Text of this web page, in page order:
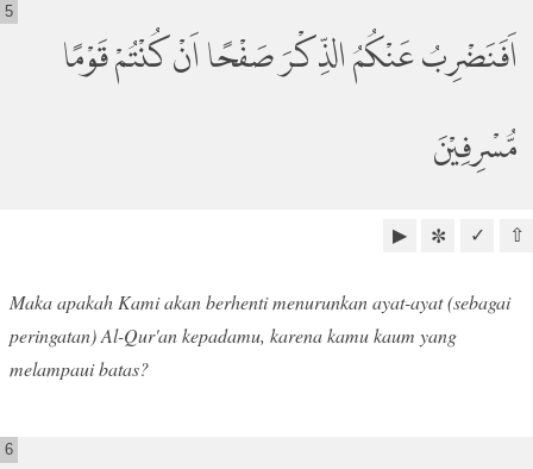
اَفَنَضْرِبُ عَنْكُمُ الذِّكْرَ صَفْحًا اَنْ كُنْتُمْ قَوْمًا
مُّسْرِفِيْنَ
5
⇧
✓
✼
▶
Maka apakah Kami akan berhenti menurunkan ayat-ayat (sebagai
peringatan) Al-Qur'an kepadamu, karena kamu kaum yang
melampaui batas?
6